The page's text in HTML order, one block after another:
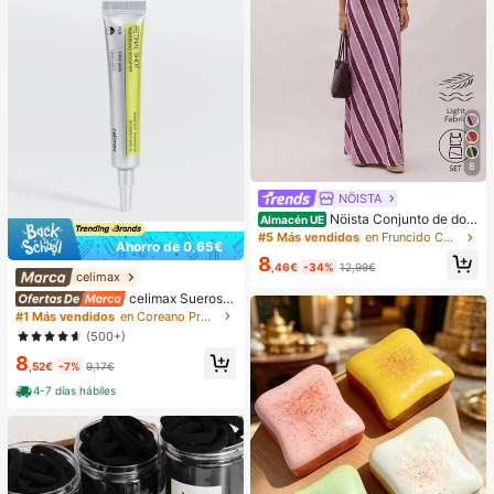
Ahorro de 0,65€
celimax
celimax Sueros y
tratamiento facial
#1 Más vendidos
en Coreano Protección de la piel
(500+)
8 ,52€ -7% 9,17€
4-7 días hábiles
8
NÖISTA
Almacén UE Nöista Conjunto de dos
piezas a rayas sin tirantes con top
ano, otoño, resort, vacaciones, fiest
#5 Más vendidos en Fruncido Coords de mujer
8 ,46€ -34% 12,99€